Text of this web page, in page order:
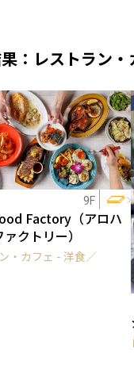
：レストラン・
9F
Factory（アロハ
クトリー）
・カフェ - 洋食／